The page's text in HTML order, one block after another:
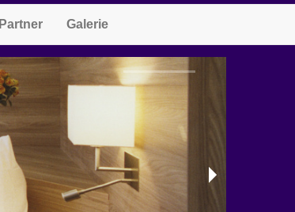
Partner Galerie